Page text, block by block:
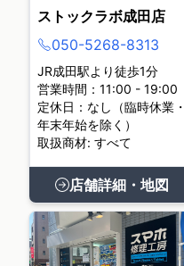
ストックラボ成田店
050-5268-8313
JR成田駅より徒歩1分
営業時間：11:00 - 19:00
定休日：なし（臨時休業・
年末年始を除く）
取扱商材: すべて
店舗詳細・地図